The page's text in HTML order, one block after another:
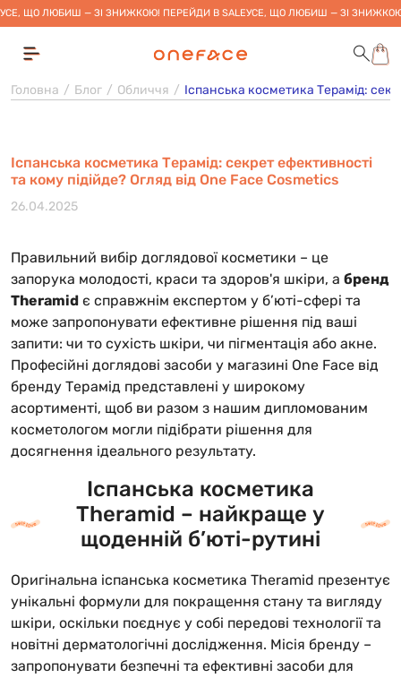
УСЕ, ЩО ЛЮБИШ — ЗІ ЗНИЖКОЮ! ПЕРЕЙДИ В SALEУСЕ, ЩО ЛЮБИШ — ЗІ
Головна Блог Обличчя Іспанська косметика Терамід:
Іспанська косметика Терамід: секрет ефективності
та кому підійде? Огляд від One Face Cosmetics
26.04.2025
Правильний вибір доглядової косметики – це
запорука молодості, краси та здоров'я шкіри, а бренд
Theramid є справжнім експертом у б’юті-сфері та
може запропонувати ефективне рішення під ваші
запити: чи то сухість шкіри, чи пігментація або акне.
Професійні доглядові засоби у магазині One Face від
бренду Терамід представлені у широкому
асортименті, щоб ви разом з нашим дипломованим
косметологом могли підібрати рішення для
досягнення ідеального результату.
Іспанська косметика
Theramid – найкраще у
щоденній б’юті-рутині
Оригінальна іспанська косметика Theramid презентує
унікальні формули для покращення стану та вигляду
шкіри, оскільки поєднує у собі передові технології та
новітні дерматологічні дослідження. Місія бренду –
запропонувати безпечні та ефективні засоби для